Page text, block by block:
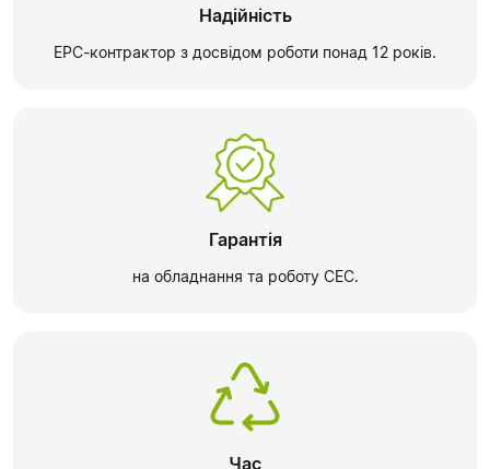
Надійність
EPC-контрактор з досвідом роботи понад 12 років.
Гарантія
на обладнання та роботу СЕС.
Час